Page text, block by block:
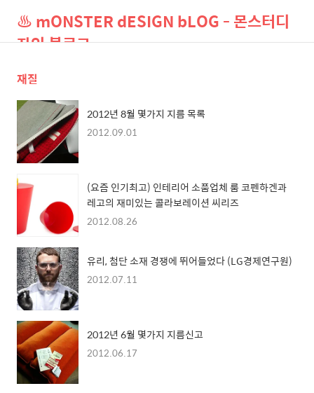
♨ mONSTER dESIGN bLOG - 몬스터디
자인 블로그
재질
2012년 8월 몇가지 지름 목록
2012.09.01
(요즘 인기최고) 인테리어 소품업체 룸 코펜하겐과
레고의 재미있는 콜라보레이션 씨리즈
2012.08.26
유리, 첨단 소재 경쟁에 뛰어들었다 (LG경제연구원)
2012.07.11
2012년 6월 몇가지 지름신고
2012.06.17